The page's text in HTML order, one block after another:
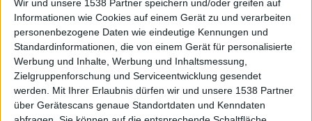
Wir und unsere 1538 Partner speichern und/oder greifen auf
Informationen wie Cookies auf einem Gerät zu und verarbeiten
personenbezogene Daten wie eindeutige Kennungen und
Standardinformationen, die von einem Gerät für personalisierte
Werbung und Inhalte, Werbung und Inhaltsmessung,
Zielgruppenforschung und Serviceentwicklung gesendet
werden.
Mit Ihrer Erlaubnis dürfen wir und unsere 1538 Partner
über Gerätescans genaue Standortdaten und Kenndaten
Auf DESMONDO findet Ihr Inspirationen für
individuelles, gemütliches und intelligentes Wohnen,